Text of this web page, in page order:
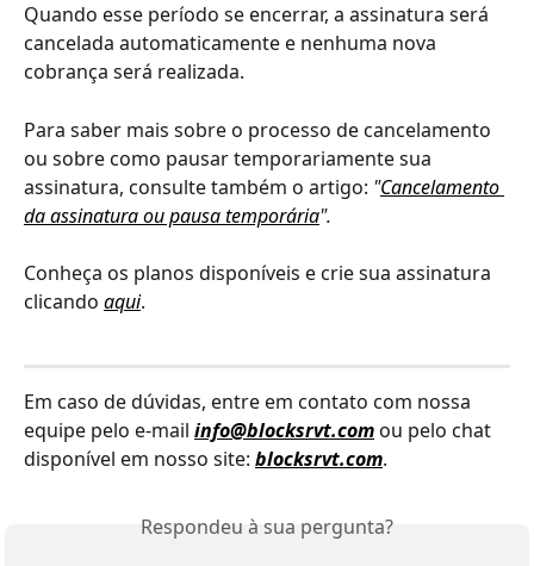
Quando esse período se encerrar, a assinatura será
cancelada automaticamente e nenhuma nova
cobrança será realizada.
Para saber mais sobre o processo de cancelamento
ou sobre como pausar temporariamente sua
assinatura, consulte também o artigo: "Cancelamento
da assinatura ou pausa temporária".
Conheça os planos disponíveis e crie sua assinatura
clicando aqui.
Em caso de dúvidas, entre em contato com nossa
equipe pelo e-mail info@blocksrvt.com ou pelo chat
disponível em nosso site: blocksrvt.com.
Respondeu à sua pergunta?